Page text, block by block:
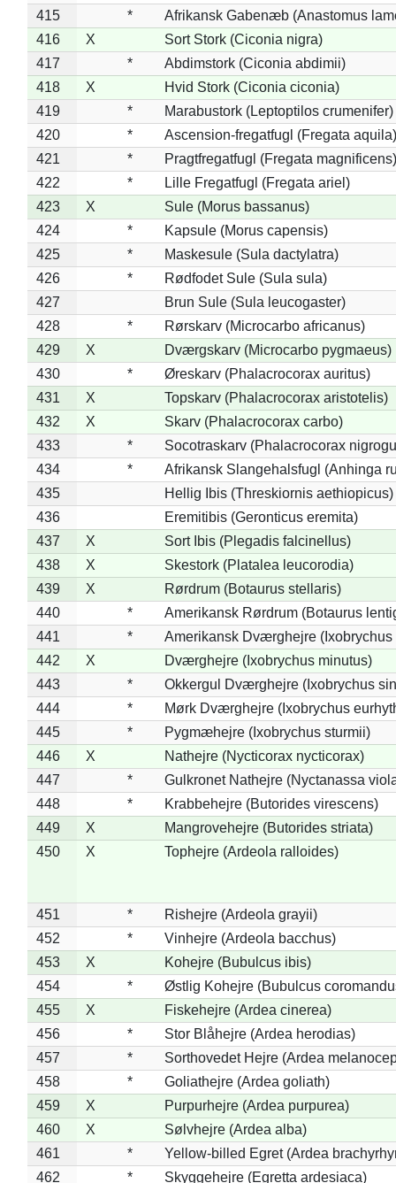
415
*
Afrikansk Gabenæb (Anastomus
416
X
Sort Stork (Ciconia nigra)
417
*
Abdimstork (Ciconia abdimii)
418
X
Hvid Stork (Ciconia ciconia)
419
*
Marabustork (Leptoptilos crumenifer)
420
*
Ascension-fregatfugl (Fregata aquila)
421
*
Pragtfregatfugl (Fregata magnificens)
422
*
Lille Fregatfugl (Fregata ariel)
423
X
Sule (Morus bassanus)
424
*
Kapsule (Morus capensis)
425
*
Maskesule (Sula dactylatra)
426
*
Rødfodet Sule (Sula sula)
427
Brun Sule (Sula leucogaster)
428
*
Rørskarv (Microcarbo africanus)
429
X
Dværgskarv (Microcarbo pygmaeus)
430
*
Øreskarv (Phalacrocorax auritus)
431
X
Topskarv (Phalacrocorax aristotelis)
432
X
Skarv (Phalacrocorax carbo)
433
*
Socotraskarv (Phalacrocorax
434
*
Afrikansk Slangehalsfugl (Anhinga
435
Hellig Ibis (Threskiornis aethiopicus)
436
Eremitibis (Geronticus eremita)
437
X
Sort Ibis (Plegadis falcinellus)
438
X
Skestork (Platalea leucorodia)
439
X
Rørdrum (Botaurus stellaris)
440
*
Amerikansk Rørdrum (Botaurus
441
*
Amerikansk Dværghejre (Ixobrychus
442
X
Dværghejre (Ixobrychus minutus)
443
*
Okkergul Dværghejre (Ixobrychus
444
*
Mørk Dværghejre (Ixobrychus
445
*
Pygmæhejre (Ixobrychus sturmii)
446
X
Nathejre (Nycticorax nycticorax)
447
*
Gulkronet Nathejre (Nyctanassa
448
*
Krabbehejre (Butorides virescens)
449
X
Mangrovehejre (Butorides striata)
450
X Tophejre (Ardeola ralloides)
451 *
Rishejre (Ardeola grayii)
452
*
Vinhejre (Ardeola bacchus)
453
X
Kohejre (Bubulcus ibis)
454
*
Østlig Kohejre (Bubulcus
455
X
Fiskehejre (Ardea cinerea)
456
*
Stor Blåhejre (Ardea herodias)
457
*
Sorthovedet Hejre (Ardea
458
*
Goliathejre (Ardea goliath)
459
X
Purpurhejre (Ardea purpurea)
460
X
Sølvhejre (Ardea alba)
461
*
Yellow-billed Egret (Ardea
462
* Skyggehejre (Egretta ardesiaca)